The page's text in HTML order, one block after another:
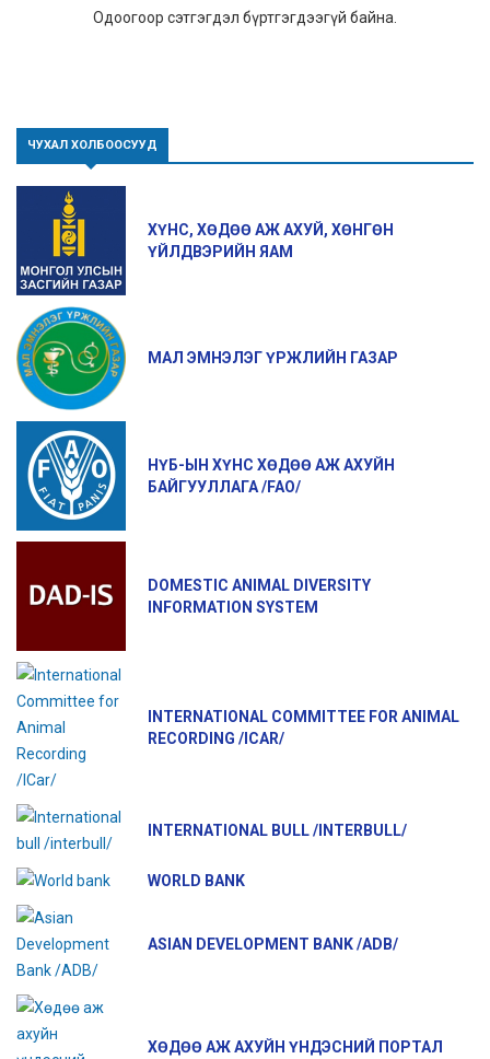
Одоогоор сэтгэгдэл бүртгэгдээгүй байна.
ЧУХАЛ ХОЛБООСУУД
ХҮНС, ХӨДӨӨ АЖ АХУЙ, ХӨНГӨН
ҮЙЛДВЭРИЙН ЯАМ
МАЛ ЭМНЭЛЭГ ҮРЖЛИЙН ГАЗАР
НҮБ-ЫН ХҮНС ХӨДӨӨ АЖ АХУЙН
БАЙГУУЛЛАГА /FAO/
DOMESTIC ANIMAL DIVERSITY
INFORMATION SYSTEM
INTERNATIONAL COMMITTEE FOR ANIMAL
RECORDING /ICAR/
INTERNATIONAL BULL /INTERBULL/
WORLD BANK
ASIAN DEVELOPMENT BANK /ADB/
ХӨДӨӨ АЖ АХУЙН ҮНДЭСНИЙ ПОРТАЛ